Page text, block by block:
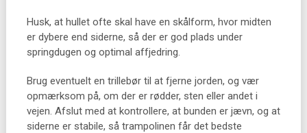
Husk, at hullet ofte skal have en skålform, hvor midten
er dybere end siderne, så der er god plads under
springdugen og optimal affjedring.
Brug eventuelt en trillebør til at fjerne jorden, og vær
opmærksom på, om der er rødder, sten eller andet i
vejen. Afslut med at kontrollere, at bunden er jævn, og at
siderne er stabile, så trampolinen får det bedste